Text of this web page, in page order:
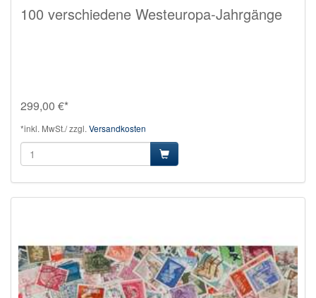
100 verschiedene Westeuropa-Jahrgänge
299,00 €*
*inkl. MwSt./ zzgl. Versandkosten